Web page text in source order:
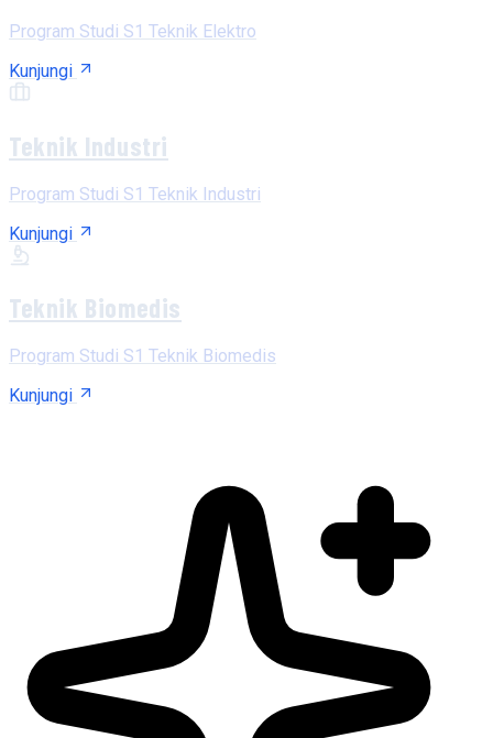
Program Studi S1 Teknik Elektro
Kunjungi
Teknik Industri
Program Studi S1 Teknik Industri
Kunjungi
Teknik Biomedis
Program Studi S1 Teknik Biomedis
Kunjungi